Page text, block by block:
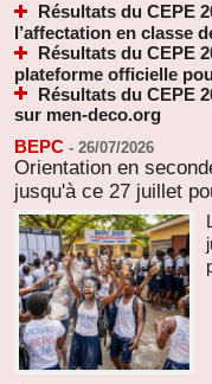
Résultats du CEPE
l’affectation en classe
Résultats du CEPE
plateforme officielle
Résultats du CEPE
sur men-deco.org
BEPC - 26/07/2026
Orientation en
jusqu'à ce 27 juillet